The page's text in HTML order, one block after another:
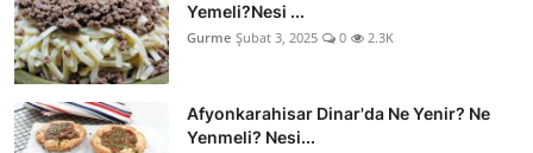
Yemeli?Nesi ...
Gurme Şubat 3, 2025 0 2.3K
Afyonkarahisar Dinar'da Ne Yenir? Ne
Yenmeli? Nesi...